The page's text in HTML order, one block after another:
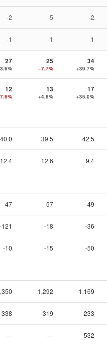
-2 -5 -2
-1 -1 -1
27 25
−7.7%
34
+39.7%
12 13
+4.8%
17
+35.0%
40.0 39.5 42.5
12.4 12.6 9.4
47 57 49
-121 -18 -36
-10 -15 -50
1,292 1,169
338 319 233
— — 532